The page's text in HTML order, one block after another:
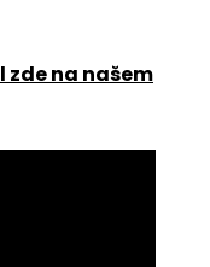
zde na našem